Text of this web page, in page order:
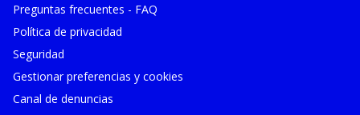
Preguntas frecuentes - FAQ
Política de privacidad
Seguridad
Gestionar preferencias y cookies
Canal de denuncias